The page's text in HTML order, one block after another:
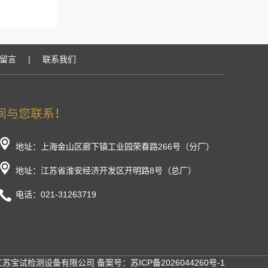
言 | 联系我们
地址：上海金山区廊下镇工业园荣春路266号（分厂）
地址：江苏省淮安经济开发区开明路8号（总厂）
电话：021-31263719
宝试检测设备有限公司 备案号： 苏ICP备2026044260号-1